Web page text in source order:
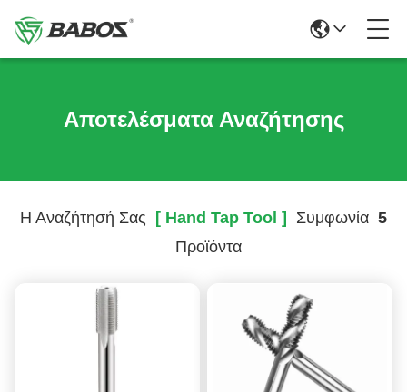
Αποτελέσματα Αναζήτησης
Η Αναζήτησή Σας [ Hand Tap Tool ] Συμφωνία 5
Προϊόντα